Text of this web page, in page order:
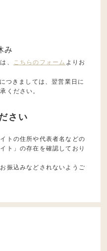
み
、 こちらのフォーム よりお
つきましては、翌営業日に
ください。
さい
トの住所や代表者名などの
ト」の存在を確認しており
振込みなどされないようご